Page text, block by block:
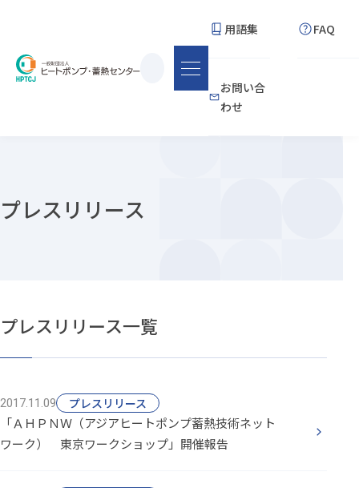
用語集 FAQ
お問い合
わせ
内
プレスリリース
プレスリリース一覧
2017.11.09 プレスリリース
「ＡＨＰＮＷ（アジアヒートポンプ蓄熱技術ネット
ワーク） 東京ワークショップ」開催報告